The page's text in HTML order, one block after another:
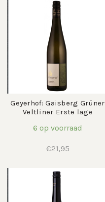
Geyerhof: Gaisberg Grüner
Veltliner Erste lage
6 op voorraad
€21,95